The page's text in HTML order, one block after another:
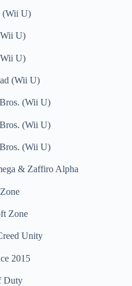
(Wii U)
U)
U)
(Wii U)
(Wii U)
(Wii U)
(Wii U)
& Zaffiro Alpha
Zone
Unity
2015
Duty